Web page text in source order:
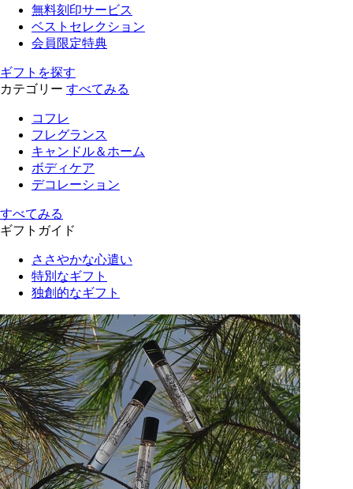
無料刻印サービス
ベストセレクション
会員限定特典
ギフトを探す
カテゴリー すべてみる
コフレ
フレグランス
キャンドル＆ホーム
ボディケア
デコレーション
すべてみる
ギフトガイド
ささやかな心遣い
特別なギフト
独創的なギフト